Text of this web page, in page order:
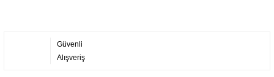
Güvenli
Alışveriş